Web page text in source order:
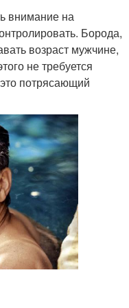
внимание на
Борода,
возраст мужчине,
не требуется
потрясающий